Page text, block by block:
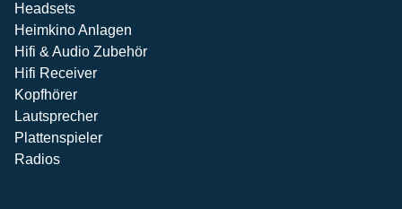
Headsets
Heimkino Anlagen
Hifi & Audio Zubehör
Hifi Receiver
Kopfhörer
Lautsprecher
Plattenspieler
Radios